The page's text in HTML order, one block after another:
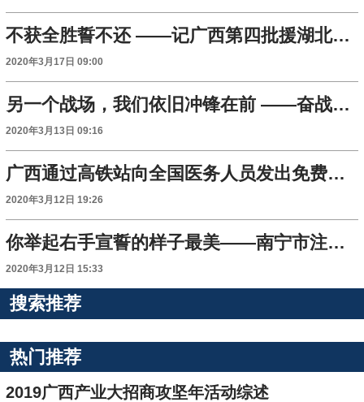
不获全胜誓不还 ——记广西第四批援湖北省抗疫医疗队
2020年3月17日 09:00
另一个战场，我们依旧冲锋在前 ——奋战在十堰抗疫一线的广西医务工作者群像速写
2020年3月13日 09:16
广西通过高铁站向全国医务人员发出免费旅游“邀请函”
2020年3月12日 19:26
你举起右手宣誓的样子最美——南宁市注重在新冠肺炎疫情防控一线发展新党员
2020年3月12日 15:33
搜索推荐
热门推荐
2019广西产业大招商攻坚年活动综述